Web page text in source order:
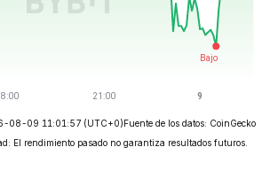
08-09 11:01:57 (UTC+0)Fuente de los datos: CoinGecko
El rendimiento pasado no garantiza resultados futuros.